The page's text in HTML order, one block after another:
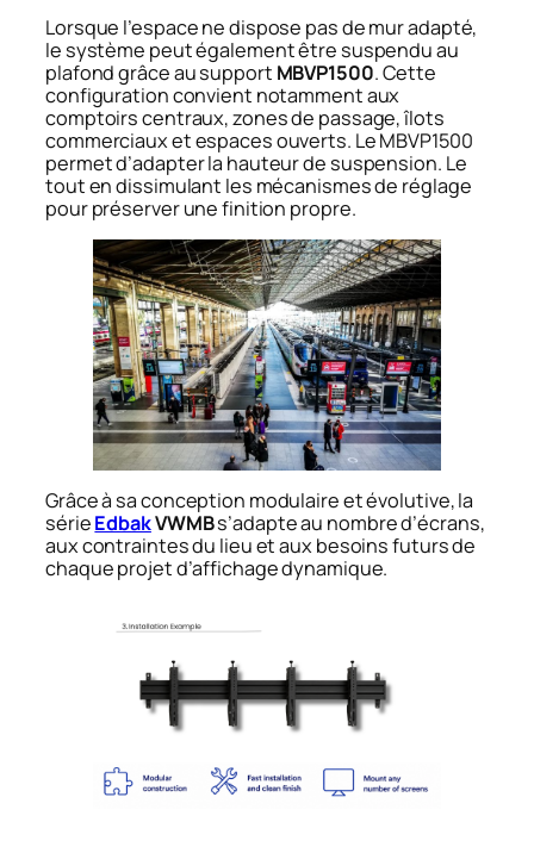
Lorsque l’espace ne dispose pas de mur adapté,
le système peut également être suspendu au
plafond grâce au support MBVP1500. Cette
configuration convient notamment aux
comptoirs centraux, zones de passage, îlots
commerciaux et espaces ouverts. Le MBVP1500
permet d’adapter la hauteur de suspension. Le
tout en dissimulant les mécanismes de réglage
pour préserver une finition propre.
Grâce à sa conception modulaire et évolutive, la
sérieEdbakVWMBs’adapte au nombre d’écrans,
aux contraintes du lieu et aux besoins futurs de
chaque projet d’affichage dynamique.